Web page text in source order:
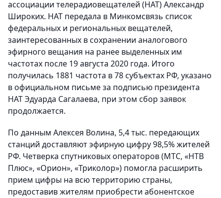
ассоциации телерадиовещателей (НАТ) Александр
Широких. НАТ передала в Минкомсвязь список
федеральных и региональных вещателей,
заинтересованных в сохранении аналогового
эфирного вещания на ранее выделенных им
частотах после 19 августа 2020 года. Итого
получилась 1881 частота в 78 субъектах РФ, указано
в официальном письме за подписью президента
НАТ Эдуарда Сагалаева, при этом сбор заявок
продолжается.
По данным Алексея Волина, 5,4 тыс. передающих
станций доставляют эфирную цифру 98,5% жителей
РФ. Четверка спутниковых операторов (МТС, «НТВ
Плюс», «Орион», «Триколор») помогла расширить
прием цифры на всю территорию страны,
предоставив жителям приобрести абонентское